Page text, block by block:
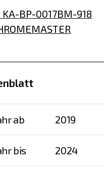
KA-BP-0017BM-918
ab 2019
bis 2024